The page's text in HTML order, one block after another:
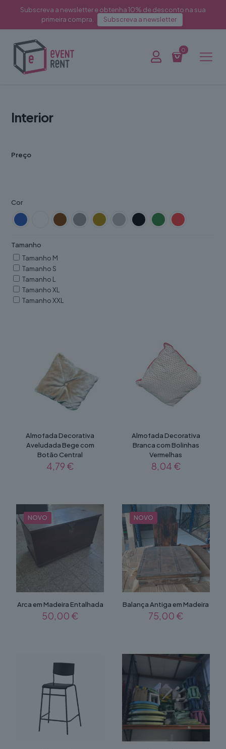
Subscreva a newsletter e obtenha 10% de desconto na sua
primeira compra.
Subscreva a newsletter
0
Interior
Preço
Cor
Tamanho
Tamanho M
Tamanho S
Tamanho L
Tamanho XL
Tamanho XXL
Almofada Decorativa
Aveludada Bege com
Botão Central
4,79 €
Almofada Decorativa
Branca com Bolinhas
Vermelhas
8,04 €
NOVO
Arca em Madeira Entalhada
50,00 €
NOVO
Balança Antiga em Madeira
75,00 €